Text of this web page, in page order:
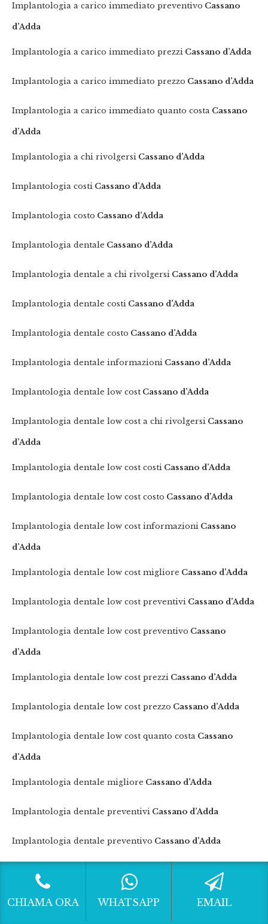
Implantologia a carico immediato preventivo Cassano
d’Adda
Implantologia a carico immediato prezzi Cassano d’Adda
Implantologia a carico immediato prezzo Cassano d’Adda
Implantologia a carico immediato quanto costa Cassano
d’Adda
Implantologia a chi rivolgersi Cassano d’Adda
Implantologia costi Cassano d’Adda
Implantologia costo Cassano d’Adda
Implantologia dentale Cassano d’Adda
Implantologia dentale a chi rivolgersi Cassano d’Adda
Implantologia dentale costi Cassano d’Adda
Implantologia dentale costo Cassano d’Adda
Implantologia dentale informazioni Cassano d’Adda
Implantologia dentale low cost Cassano d’Adda
Implantologia dentale low cost a chi rivolgersi Cassano
d’Adda
Implantologia dentale low cost costi Cassano d’Adda
Implantologia dentale low cost costo Cassano d’Adda
Implantologia dentale low cost informazioni Cassano
d’Adda
Implantologia dentale low cost migliore Cassano d’Adda
Implantologia dentale low cost preventivi Cassano d’Adda
Implantologia dentale low cost preventivo Cassano
d’Adda
Implantologia dentale low cost prezzi Cassano d’Adda
Implantologia dentale low cost prezzo Cassano d’Adda
Implantologia dentale low cost quanto costa Cassano
d’Adda
Implantologia dentale migliore Cassano d’Adda
Implantologia dentale preventivi Cassano d’Adda
Implantologia dentale preventivo Cassano d’Adda
Implantologia dentale prezzoCassano d’Adda
CHIAMA ORA WHATSAPP EMAIL